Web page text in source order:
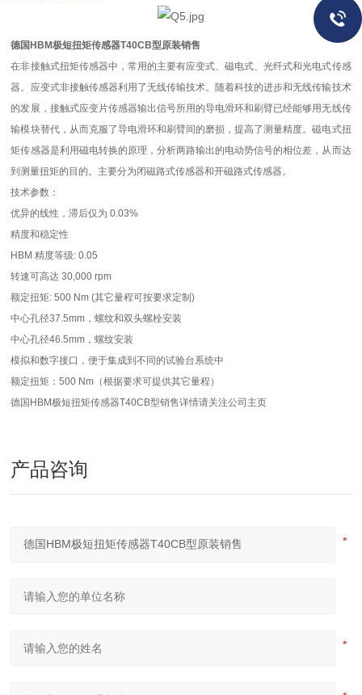
德国HBM极短扭矩传感器T40CB型原装销售
在非接触式扭矩传感器中，常用的主要有应变式、磁电式、光纤式和光电式传感
器。应变式非接触传感器利用了无线传输技术。随着科技的进步和无线传输技术
的发展，接触式应变片传感器输出信号所用的导电滑环和刷臂已经能够用无线传
输模块替代，从而克服了导电滑环和刷臂间的磨损，提高了测量精度。磁电式扭
矩传感器是利用磁电转换的原理，分析两路输出的电动势信号的相位差，从而达
到测量扭矩的目的。主要分为闭磁路式传感器和开磁路式传感器。
技术参数：
优异的线性，滞后仅为 0.03%
精度和稳定性
HBM 精度等级: 0.05
转速可高达 30,000 rpm
额定扭矩: 500 Nm (其它量程可按要求定制)
中心孔径37.5mm，螺纹和双头螺栓安装
中心孔径46.5mm，螺纹安装
模拟和数字接口，便于集成到不同的试验台系统中
额定扭矩：500 Nm（根据要求可提供其它量程）
德国HBM极短扭矩传感器T40CB型销售详情请关注公司主页
产品咨询